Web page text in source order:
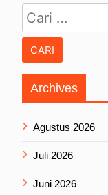
Archives
Agustus 2026
Juli 2026
Juni 2026